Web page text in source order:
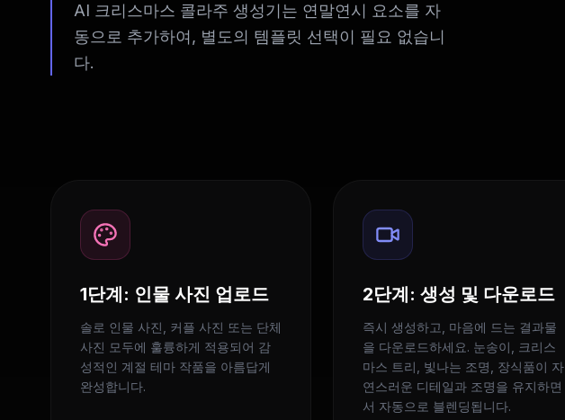
AI 크리스마스 콜라주 생성기는 연말연시 요소를 자
동으로 추가하여, 별도의 템플릿 선택이 필요 없습니
다.
1단계: 인물 사진 업로드
솔로 인물 사진, 커플 사진 또는 단체
사진 모두에 훌륭하게 적용되어 감
성적인 계절 테마 작품을 아름답게
완성합니다.
2단계: 생성 및 다운로드
즉시 생성하고, 마음에 드는 결과물
을 다운로드하세요. 눈송이, 크리스
마스 트리, 빛나는 조명, 장식품이 자
연스러운 디테일과 조명을 유지하면
서 자동으로 블렌딩됩니다.